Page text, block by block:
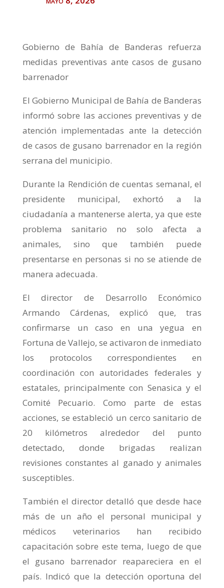
Gobierno de Bahía de Banderas refuerza
medidas preventivas ante casos de gusano
barrenador
El Gobierno Municipal de Bahía de Banderas
informó sobre las acciones preventivas y de
atención implementadas ante la detección
de casos de gusano barrenador en la región
serrana del municipio.
Durante la Rendición de cuentas semanal, el
presidente municipal, exhortó a la
ciudadanía a mantenerse alerta, ya que este
problema sanitario no solo afecta a
animales, sino que también puede
presentarse en personas si no se atiende de
manera adecuada.
El director de Desarrollo Económico
Armando Cárdenas, explicó que, tras
confirmarse un caso en una yegua en
Fortuna de Vallejo, se activaron de inmediato
los protocolos correspondientes en
coordinación con autoridades federales y
estatales, principalmente con Senasica y el
Comité Pecuario. Como parte de estas
acciones, se estableció un cerco sanitario de
20 kilómetros alrededor del punto
detectado, donde brigadas realizan
revisiones constantes al ganado y animales
susceptibles.
También el director detalló que desde hace
más de un año el personal municipal y
médicos veterinarios han recibido
capacitación sobre este tema, luego de que
el gusano barrenador reapareciera en el
país. Indicó que la detección oportuna del